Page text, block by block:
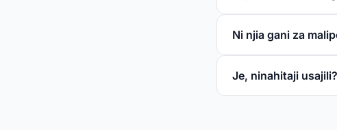
Ni njia gani za
Je, ninahitaji usajili?